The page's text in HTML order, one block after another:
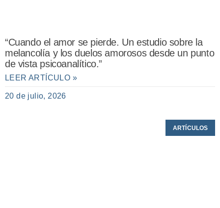
“Cuando el amor se pierde. Un estudio sobre la
melancolía y los duelos amorosos desde un punto
de vista psicoanalítico.”
LEER ARTÍCULO »
20 de julio, 2026
ARTÍCULOS